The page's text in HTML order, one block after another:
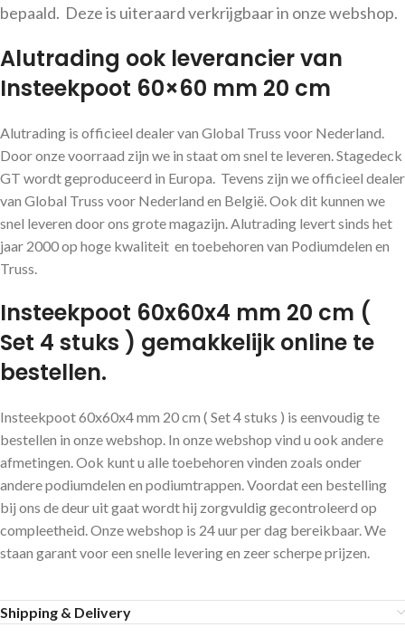
bepaald. Deze is uiteraard verkrijgbaar in onze webshop.
Alutrading ook leverancier van
Insteekpoot 60×60 mm 20 cm
Alutrading is officieel dealer van Global Truss voor Nederland.
Door onze voorraad zijn we in staat om snel te leveren. Stagedeck
GT wordt geproduceerd in Europa. Tevens zijn we officieel dealer
van Global Truss voor Nederland en België. Ook dit kunnen we
snel leveren door ons grote magazijn. Alutrading levert sinds het
jaar 2000 op hoge kwaliteit en toebehoren van Podiumdelen en
Truss.
Insteekpoot 60x60x4 mm 20 cm (
Set 4 stuks ) gemakkelijk online te
bestellen.
Insteekpoot 60x60x4 mm 20 cm ( Set 4 stuks ) is eenvoudig te
bestellen in onze webshop. In onze webshop vind u ook andere
afmetingen. Ook kunt u alle toebehoren vinden zoals onder
andere podiumdelen en podiumtrappen. Voordat een bestelling
bij ons de deur uit gaat wordt hij zorgvuldig gecontroleerd op
compleetheid. Onze webshop is 24 uur per dag bereikbaar. We
staan garant voor een snelle levering en zeer scherpe prijzen.
Shipping & Delivery